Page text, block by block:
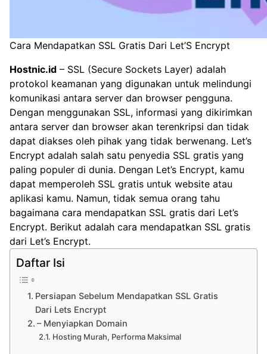
Cara Mendapatkan SSL Gratis Dari Let’S Encrypt
Hostnic.id – SSL (Secure Sockets Layer) adalah
protokol keamanan yang digunakan untuk melindungi
komunikasi antara server dan browser pengguna.
Dengan menggunakan SSL, informasi yang dikirimkan
antara server dan browser akan terenkripsi dan tidak
dapat diakses oleh pihak yang tidak berwenang. Let’s
Encrypt adalah salah satu penyedia SSL gratis yang
paling populer di dunia. Dengan Let’s Encrypt, kamu
dapat memperoleh SSL gratis untuk website atau
aplikasi kamu. Namun, tidak semua orang tahu
bagaimana cara mendapatkan SSL gratis dari Let’s
Encrypt. Berikut adalah cara mendapatkan SSL gratis
dari Let’s Encrypt.
Daftar Isi
Persiapan Sebelum Mendapatkan SSL Gratis
Dari Lets Encrypt
– Menyiapkan Domain
Hosting Murah, Performa Maksimal